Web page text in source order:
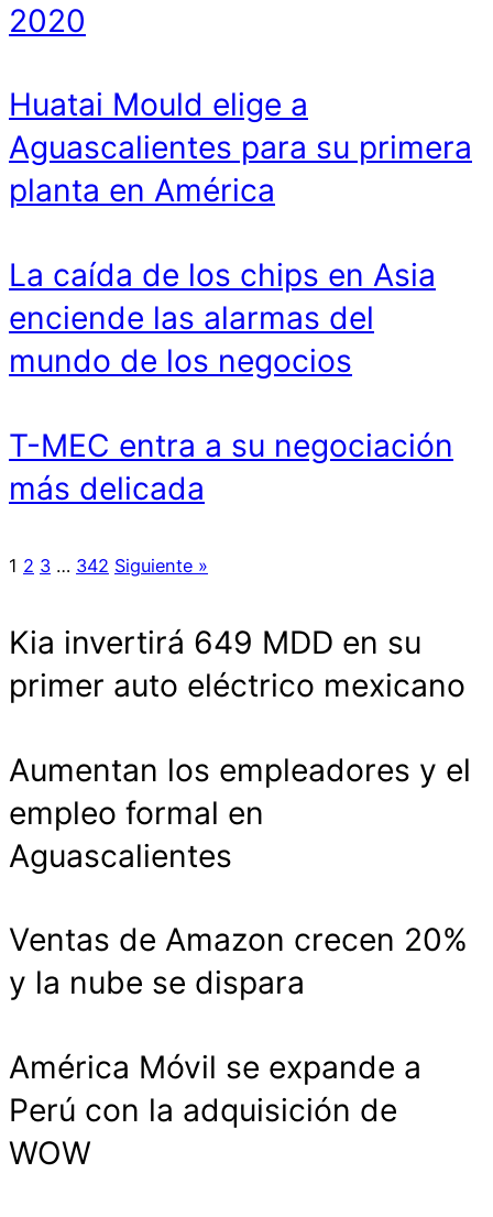
2020
Huatai Mould elige a
Aguascalientes para su primera
planta en América
La caída de los chips en Asia
enciende las alarmas del
mundo de los negocios
T-MEC entra a su negociación
más delicada
1 2 3 … 342 Siguiente »
Kia invertirá 649 MDD en su
primer auto eléctrico mexicano
Aumentan los empleadores y el
empleo formal en
Aguascalientes
Ventas de Amazon crecen 20%
y la nube se dispara
América Móvil se expande a
Perú con la adquisición de
WOW